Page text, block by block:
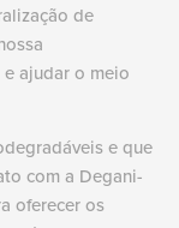
de
ajudar o meio
e que
com a Degani-
oferecer os